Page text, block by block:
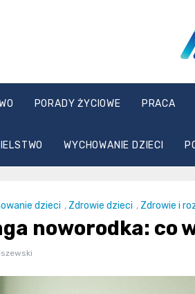
PORADY ŻYCIOWE PRACA
WYCHOWANIE DZIECI
dzieci , Zdrowie dzieci , Zdrowie i
noworodka: co